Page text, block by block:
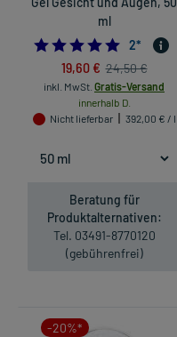
ml
5.0
2*
19,60 € 24,50 €
inkl. MwSt. Gratis-Versand
innerhalb D.
Nicht lieferbar
392,00 € / l
Beratung für
Produktalternativen:
Tel. 03491-8770120
(gebührenfrei)
-20%*